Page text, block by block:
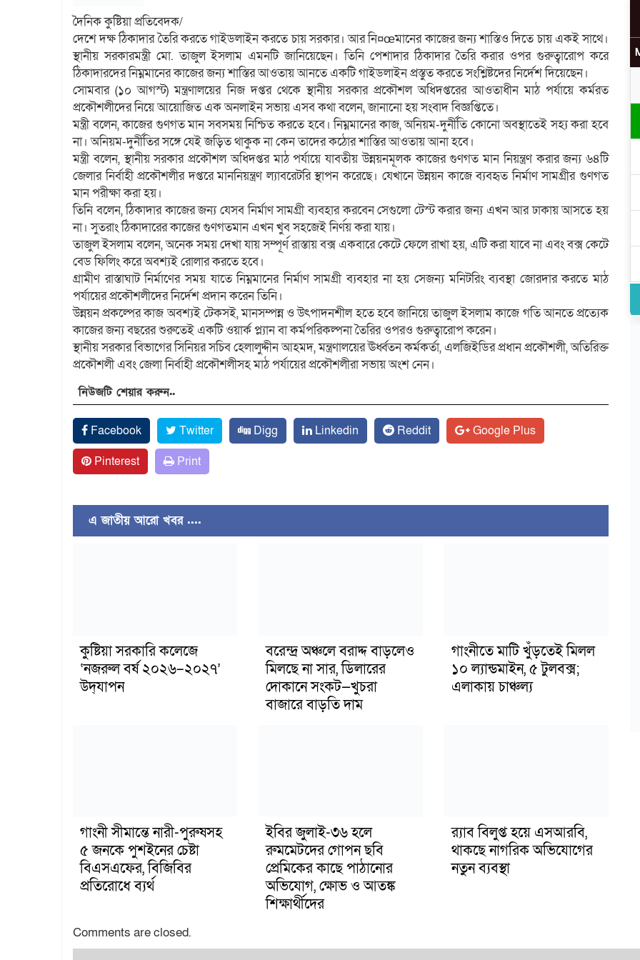
দৈনিক কুষ্টিয়া প্রতিবেদক/
দেশে দক্ষ ঠিকাদার তৈরি করতে গাইডলাইন করতে চায় সরকার। আর নি¤œমানের কাজের জন্য শাস্তিও দিতে চায় একই সাথে।
স্থানীয় সরকারমন্ত্রী মো. তাজুল ইসলাম এমনটি জানিয়েছেন। তিনি পেশাদার ঠিকাদার তৈরি করার ওপর গুরুত্বারোপ করে
ঠিকাদারদের নিম্নমানের কাজের জন্য শাস্তির আওতায় আনতে একটি গাইডলাইন প্রস্তুত করতে সংশ্লিষ্টদের নির্দেশ দিয়েছেন।
সোমবার (১০ আগস্ট) মন্ত্রণালয়ের নিজ দপ্তর থেকে স্থানীয় সরকার প্রকৌশল অধিদপ্তরের আওতাধীন মাঠ পর্যায়ে কর্মরত
প্রকৌশলীদের নিয়ে আয়োজিত এক অনলাইন সভায় এসব কথা বলেন, জানানো হয় সংবাদ বিজ্ঞপ্তিতে।
মন্ত্রী বলেন, কাজের গুণগত মান সবসময় নিশ্চিত করতে হবে। নিম্নমানের কাজ, অনিয়ম-দুর্নীতি কোনো অবস্থাতেই সহ্য করা হবে
না। অনিয়ম-দুর্নীতির সঙ্গে যেই জড়িত থাকুক না কেন তাদের কঠোর শাস্তির আওতায় আনা হবে।
মন্ত্রী বলেন, স্থানীয় সরকার প্রকৌশল অধিদপ্তর মাঠ পর্যায়ে যাবতীয় উন্নয়নমূলক কাজের গুণগত মান নিয়ন্ত্রণ করার জন্য ৬৪টি
জেলার নির্বাহী প্রকৌশলীর দপ্তরে মাননিয়ন্ত্রণ ল্যাবরেটরি স্থাপন করেছে। যেখানে উন্নয়ন কাজে ব্যবহৃত নির্মাণ সামগ্রীর গুণগত
মান পরীক্ষা করা হয়।
তিনি বলেন, ঠিকাদার কাজের জন্য যেসব নির্মাণ সামগ্রী ব্যবহার করবেন সেগুলো টেস্ট করার জন্য এখন আর ঢাকায় আসতে হয়
না। সুতরাং ঠিকাদারের কাজের গুণগতমান এখন খুব সহজেই নির্ণয় করা যায়।
তাজুল ইসলাম বলেন, অনেক সময় দেখা যায় সম্পূর্ণ রাস্তায় বক্স একবারে কেটে ফেলে রাখা হয়, এটি করা যাবে না এবং বক্স কেটে
বেড ফিলিং করে অবশ্যই রোলার করতে হবে।
গ্রামীণ রাস্তাঘাট নির্মাণের সময় যাতে নিম্নমানের নির্মাণ সামগ্রী ব্যবহার না হয় সেজন্য মনিটরিং ব্যবস্থা জোরদার করতে মাঠ
পর্যায়ের প্রকৌশলীদের নির্দেশ প্রদান করেন তিনি।
উন্নয়ন প্রকল্পের কাজ অবশ্যই টেকসই, মানসম্পন্ন ও উৎপাদনশীল হতে হবে জানিয়ে তাজুল ইসলাম কাজে গতি আনতে প্রত্যেক
কাজের জন্য বছরের শুরুতেই একটি ওয়ার্ক প্ল্যান বা কর্মপরিকল্পনা তৈরির ওপরও গুরুত্বারোপ করেন।
স্থানীয় সরকার বিভাগের সিনিয়র সচিব হেলালুদ্দীন আহমদ, মন্ত্রণালয়ের ঊর্ধ্বতন কর্মকর্তা, এলজিইডির প্রধান প্রকৌশলী, অতিরিক্ত
প্রকৌশলী এবং জেলা নির্বাহী প্রকৌশলীসহ মাঠ পর্যায়ের প্রকৌশলীরা সভায় অংশ নেন।
নিউজটি শেয়ার করুন..
Facebook Twitter Digg Linkedin Reddit
Google Plus
Pinterest
Print
এ জাতীয় আরো খবর ....
কুষ্টিয়া সরকারি কলেজে
‘নজরুল বর্ষ ২০২৬–২০২৭’
উদ্‌যাপন
বরেন্দ্র অঞ্চলে বরাদ্দ বাড়লেও
মিলছে না সার, ডিলারের
দোকানে সংকট—খুচরা
বাজারে বাড়তি দাম
গাংনীতে মাটি খুঁড়তেই মিলল
১০ ল্যান্ডমাইন, ৫ টুলবক্স;
এলাকায় চাঞ্চল্য
গাংনী সীমান্তে নারী-পুরুষসহ
৫ জনকে পুশইনের চেষ্টা
বিএসএফের, বিজিবির
প্রতিরোধে ব্যর্থ
ইবির জুলাই-৩৬ হলে
রুমমেটদের গোপন ছবি
প্রেমিকের কাছে পাঠানোর
অভিযোগ, ক্ষোভ ও আতঙ্ক
শিক্ষার্থীদের
র‍্যাব বিলুপ্ত হয়ে এসআরবি,
থাকছে নাগরিক অভিযোগের
নতুন ব্যবস্থা
Comments are closed.